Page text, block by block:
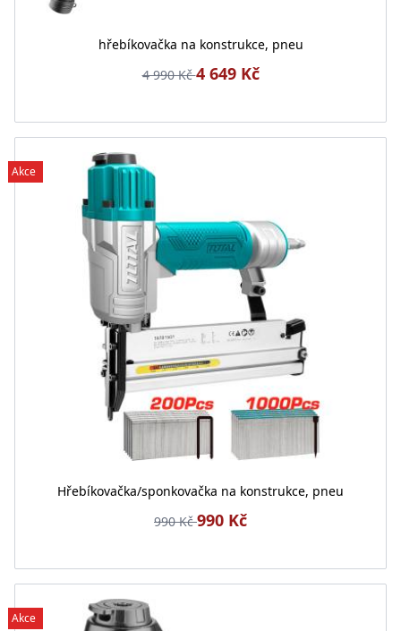
hřebíkovačka na konstrukce, pneu
4 990 Kč4 649 Kč
Akce
Hřebíkovačka/sponkovačka na konstrukce, pneu
990 Kč990 Kč
Akce